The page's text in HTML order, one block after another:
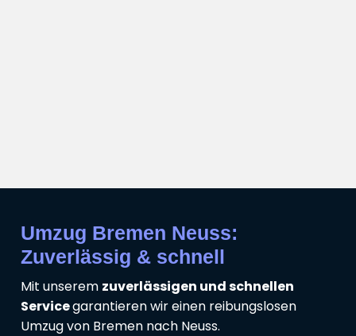
Umzug Bremen Neuss:
Zuverlässig & schnell
Mit unserem zuverlässigen und schnellen
Servicegarantieren wir einen reibungslosen
Umzug von Bremen nach Neuss.